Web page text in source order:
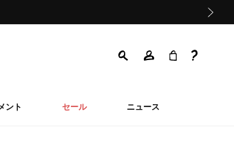
ント セール ニュース